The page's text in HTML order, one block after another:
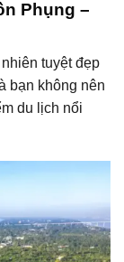
Phụng –
tuyệt đẹp
bạn không nên
du lịch nổi